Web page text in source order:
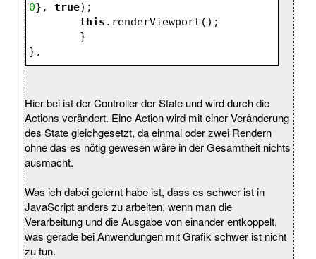
0}, true);
this .renderViewport();
	}
},
Hier bei ist der Controller der State und wird durch die
Actions verändert. Eine Action wird mit einer Veränderung
des State gleichgesetzt, da einmal oder zwei Rendern
ohne das es nötig gewesen wäre in der Gesamtheit nichts
ausmacht.
Was ich dabei gelernt habe ist, dass es schwer ist in
JavaScript anders zu arbeiten, wenn man die
Verarbeitung und die Ausgabe von einander entkoppelt,
was gerade bei Anwendungen mit Grafik schwer ist nicht
zu tun.